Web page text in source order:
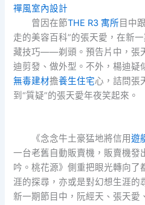
禪風室內設計
曾因在節THE R3 寓所 目中
走的美容百科”的張天愛，在新
藏技巧——剃頭。預告片中，張
迪剪發、做外型。不外，楊迪疑
無毒建材擔養生住宅心，詰問張
到“質疑”的張天愛年夜笑起來。
《念念牛土豪猛地將信用遊
一台老舊自動販賣機，販賣機發
吟。桃花源》側重把眼光轉向了
涯的探尋，亦或是對幻想生涯的
新一期節目中，阮經天、張天愛